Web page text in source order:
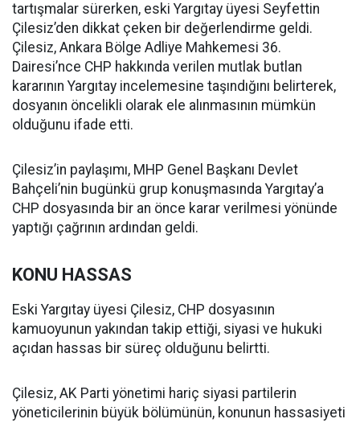
tartışmalar sürerken, eski Yargıtay üyesi Seyfettin
Çilesiz’den dikkat çeken bir değerlendirme geldi.
Çilesiz, Ankara Bölge Adliye Mahkemesi 36.
Dairesi’nce CHP hakkında verilen mutlak butlan
kararının Yargıtay incelemesine taşındığını belirterek,
dosyanın öncelikli olarak ele alınmasının mümkün
olduğunu ifade etti.
Çilesiz’in paylaşımı, MHP Genel Başkanı Devlet
Bahçeli’nin bugünkü grup konuşmasında Yargıtay’a
CHP dosyasında bir an önce karar verilmesi yönünde
yaptığı çağrının ardından geldi.
KONU HASSAS
Eski Yargıtay üyesi Çilesiz, CHP dosyasının
kamuoyunun yakından takip ettiği, siyasi ve hukuki
açıdan hassas bir süreç olduğunu belirtti.
Çilesiz, AK Parti yönetimi hariç siyasi partilerin
yöneticilerinin büyük bölümünün, konunun hassasiyeti